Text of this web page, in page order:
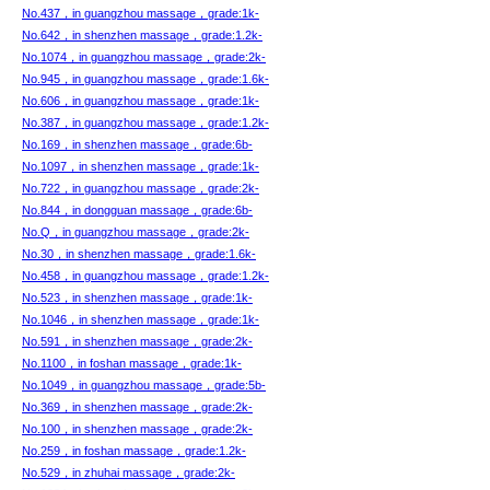
No.437，in guangzhou massage，grade:1k-
No.642，in shenzhen massage，grade:1.2k-
No.1074，in guangzhou massage，grade:2k-
No.945，in guangzhou massage，grade:1.6k-
No.606，in guangzhou massage，grade:1k-
No.387，in guangzhou massage，grade:1.2k-
No.169，in shenzhen massage，grade:6b-
No.1097，in shenzhen massage，grade:1k-
No.722，in guangzhou massage，grade:2k-
No.844，in dongguan massage，grade:6b-
No.Q，in guangzhou massage，grade:2k-
No.30，in shenzhen massage，grade:1.6k-
No.458，in guangzhou massage，grade:1.2k-
No.523，in shenzhen massage，grade:1k-
No.1046，in shenzhen massage，grade:1k-
No.591，in shenzhen massage，grade:2k-
No.1100，in foshan massage，grade:1k-
No.1049，in guangzhou massage，grade:5b-
No.369，in shenzhen massage，grade:2k-
No.100，in shenzhen massage，grade:2k-
No.259，in foshan massage，grade:1.2k-
No.529，in zhuhai massage，grade:2k-